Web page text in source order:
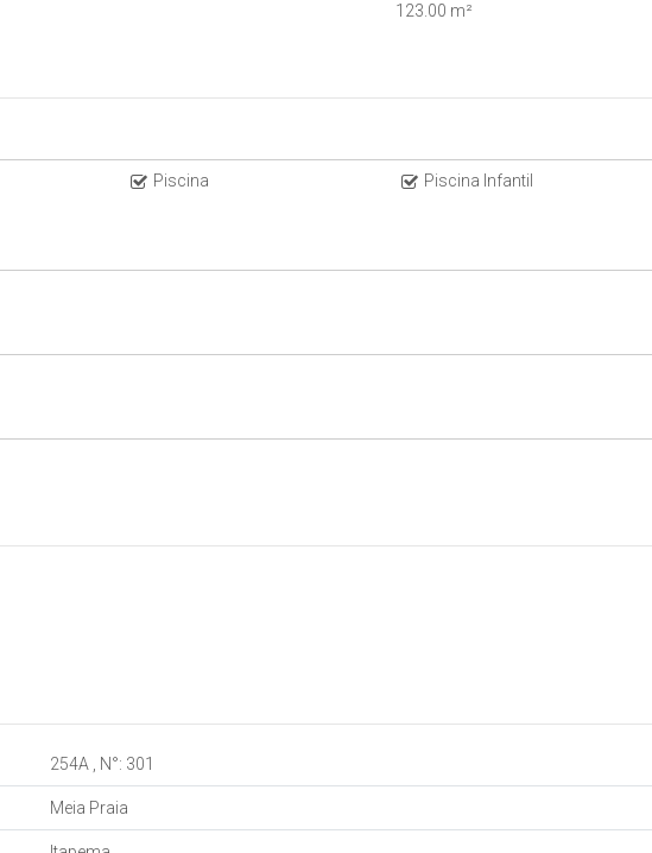
123 .00 m²
Piscina Piscina Infantil
254A N°: 301
Meia Praia